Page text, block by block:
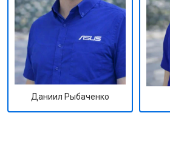
Даниил Рыбаченко